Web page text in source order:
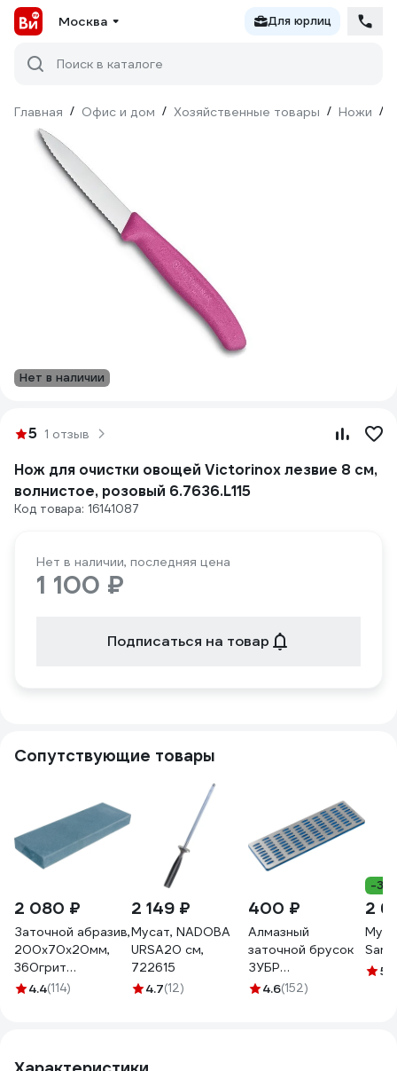
Москва Для юрлиц
Поиск в каталоге
Главная / Офис и дом / Хозяйственные товары / Ножи /
Нет в наличии
5 1 отзыв
Нож для очистки овощей Victorinox лезвие 8 см,
волнистое, розовый 6.7636.L115
Код товара: 16141087
Нет в наличии, последняя цена
1 100 ₽
Подписаться на товар
Сопутствующие товары
2 080 ₽
Заточной абразив,
200х70х20мм,
360грит
Петроградъ
4.4(114)
2 149 ₽
Мусат, NADOBA
URSA20 см,
722615
4.7(12)
400 ₽
Алмазный
заточной брусок
ЗУБР
Профессионал
4.6(152)
-
2
5